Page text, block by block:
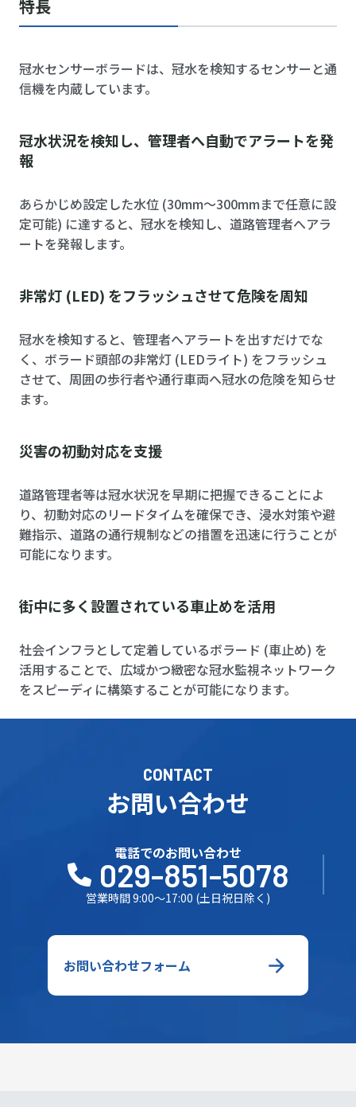
特長
冠水センサーボラードは、冠水を検知するセンサーと通
信機を内蔵しています。
冠水状況を検知し、管理者へ自動でアラートを発
報
あらかじめ設定した水位 (30mm～300mmまで任意に設
定可能) に達すると、冠水を検知し、道路管理者へアラ
ートを発報します。
非常灯 (LED) をフラッシュさせて危険を周知
冠水を検知すると、管理者へアラートを出すだけでな
く、ボラード頭部の非常灯 (LEDライト) をフラッシュ
させて、周囲の歩行者や通行車両へ冠水の危険を知らせ
ます。
災害の初動対応を支援
道路管理者等は冠水状況を早期に把握できることによ
り、初動対応のリードタイムを確保でき、浸水対策や避
難指示、道路の通行規制などの措置を迅速に行うことが
可能になります。
街中に多く設置されている車止めを活用
社会インフラとして定着しているボラード (車止め) を
活用することで、広域かつ緻密な冠水監視ネットワーク
をスピーディに構築することが可能になります。
CONTACT
お問い合わせ
電話でのお問い合わせ
029-851-5078
営業時間 9:00～17:00 (土日祝日除く)
お問い合わせフォーム